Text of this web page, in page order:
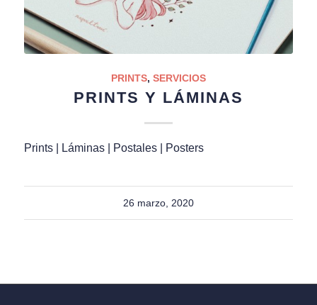
PRINTS, SERVICIOS
PRINTS Y LÁMINAS
Prints | Láminas | Postales | Posters
26 marzo, 2020